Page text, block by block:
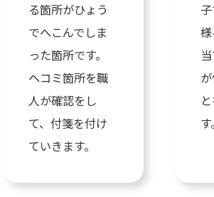
る箇所がひょう
でへこんでしま
った箇所です。
ヘコミ箇所を職
人が確認をし
て、付箋を付け
ていきます。
す。